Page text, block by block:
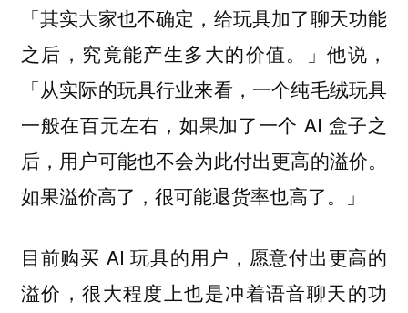
「其实大家也不确定，给玩具加了聊天功能
之后，究竟能产生多大的价值。」他说，
「从实际的玩具行业来看，一个纯毛绒玩具
一般在百元左右，如果加了一个 AI 盒子之
后，用户可能也不会为此付出更高的溢价。
如果溢价高了，很可能退货率也高了。」
目前购买 AI 玩具的用户，愿意付出更高的
溢价，很大程度上也是冲着语音聊天的功